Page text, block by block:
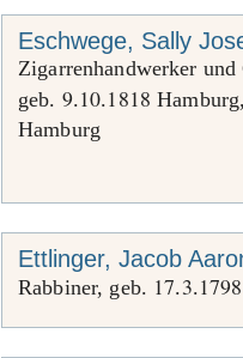
Eschwege, Sally
Zigarrenhandwerker
geb. 9.10.1818
Hamburg
Ettlinger, Jacob
Rabbiner, geb. 17.3.1798